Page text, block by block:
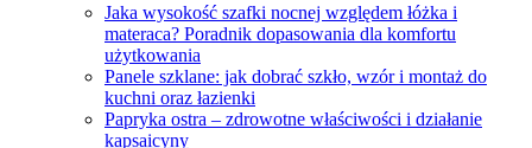
Jaka wysokość szafki nocnej względem łóżka i
materaca? Poradnik dopasowania dla komfortu
użytkowania
Panele szklane: jak dobrać szkło, wzór i montaż do
kuchni oraz łazienki
Papryka ostra – zdrowotne właściwości i działanie
kapsaicyny